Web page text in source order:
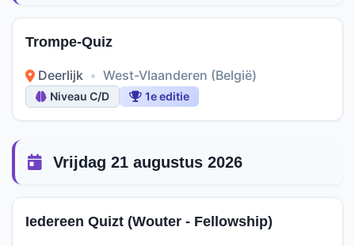
Trompe-Quiz
Deerlijk • West-Vlaanderen (België)
Niveau C/D 1e editie
Vrijdag 21 augustus 2026
Iedereen Quizt (Wouter - Fellowship)